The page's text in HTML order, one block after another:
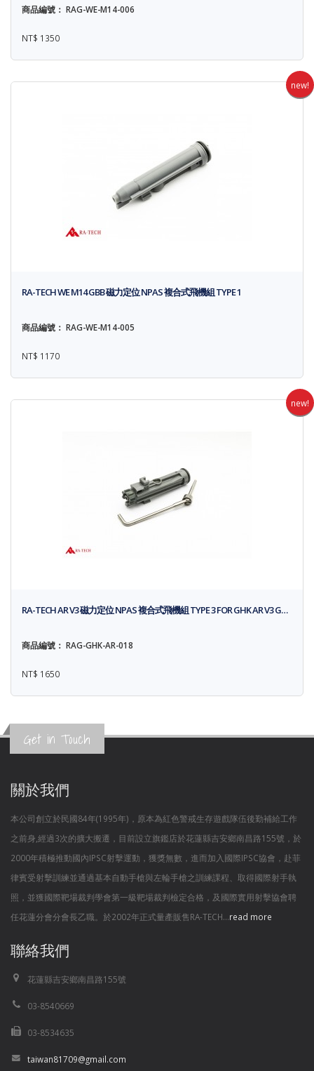
商品編號： RAG-WE-M14-006
NT$ 1350
new!
RA-TECH WE M14 GBB 磁力定位 NPAS 複合式飛機組 TYPE 1
商品編號： RAG-WE-M14-005
NT$ 1170
new!
RA-TECH AR V3 磁力定位 NPAS 複合式飛機組 TYPE 3 FOR GHK AR V3 G…
商品編號： RAG-GHK-AR-018
NT$ 1650
Get in Touch
關於我們
本公司創立於民國84年(1995年)，原本為紅色警戒生存遊戲隊伍後勤補給工作
之前身,經過3次的擴大搬遷，目前設立旗鑑店於花蓮縣吉安鄉南昌路155號，於
2000年積極推動國內IPSC射擊運動，獲獎無數，進而加入國際IPSC協會，赴菲
律賓受射擊訓練並通過基本自動手槍與左輪手槍之訓練課程、取得國際射手執
照，並獲國際靶場裁判學會第一級靶場裁判檢定合格，及國際實用射擊協會聘
任花蓮分會分會長乙職。於2002年正式量產販售RA-TECH...read more
聯絡我們
花蓮縣吉安鄉南昌路155號
03-8540669
03-8534635
taiwan81709@gmail.com